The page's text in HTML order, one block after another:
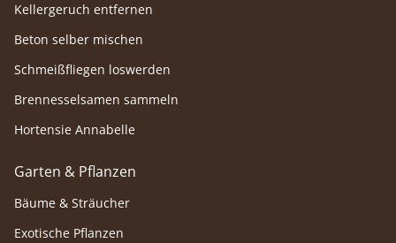
Kellergeruch entfernen
Beton selber mischen
Schmeißfliegen loswerden
Brennesselsamen sammeln
Hortensie Annabelle
Garten & Pflanzen
Bäume & Sträucher
Exotische Pflanzen